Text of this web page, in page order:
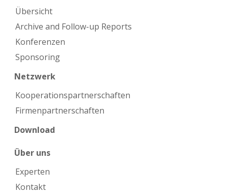
Übersicht
Archive and Follow-up Reports
Konferenzen
Sponsoring
Netzwerk
Kooperations­partnerschaften
Firmen­partnerschaften
Download
Über uns
Experten
Kontakt